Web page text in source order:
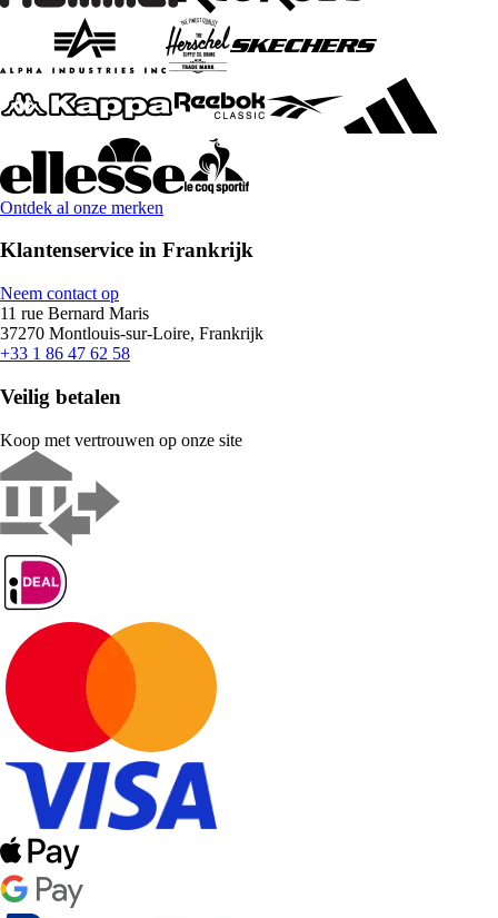
Ontdek al onze merken
Klantenservice in Frankrijk
Neem contact op
11 rue Bernard Maris
37270 Montlouis-sur-Loire, Frankrijk
+33 1 86 47 62 58
Veilig betalen
Koop met vertrouwen op onze site